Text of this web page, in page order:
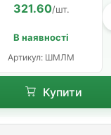
984.60
321.60/шт.
В наявності
Артикул: ШМЛМ
Купити